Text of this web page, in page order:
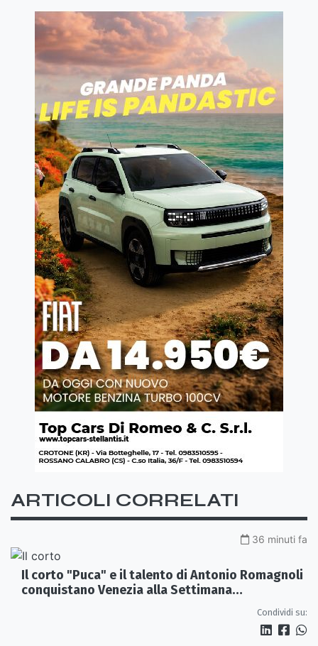
ARTICOLI CORRELATI
36 minuti fa
Il corto "Puca" e il talento di Antonio Romagnoli
conquistano Venezia alla Settimana
Condividi su: